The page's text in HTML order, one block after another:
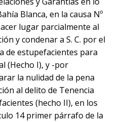
Blanca, en la causa Nº
lugar parcialmente al
y condenar a S. C. por el
de estupefacientes para
(Hecho I), y -por
la nulidad de la pena
al delito de Tenencia
(hecho II), en los
14 primer párrafo de la